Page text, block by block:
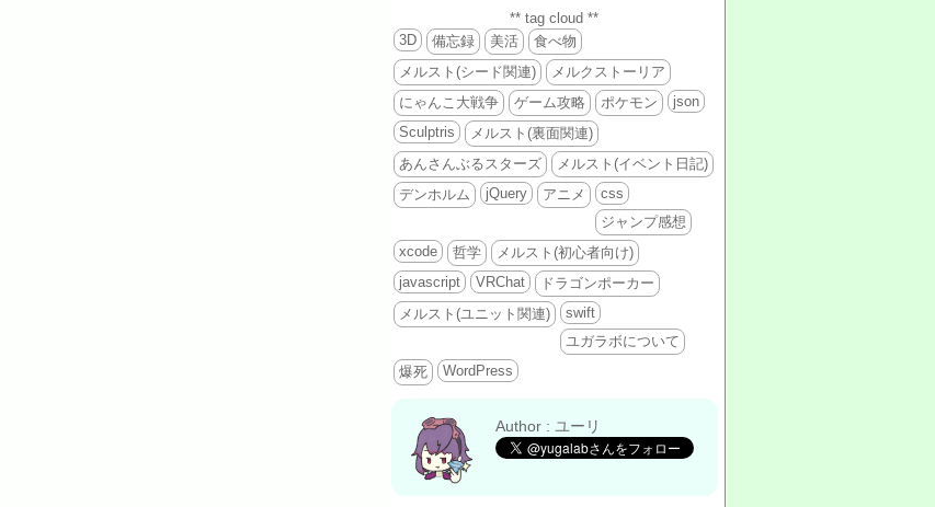
** tag cloud **
3D
備忘録 美活
食べ物
メルスト(シード関連)
メルクストーリア
にゃんこ大戦争
ゲーム攻略 ポケモン
json
Sculptris
メルスト(裏面関連)
あんさんぶるスターズ
メルスト(イベント日記)
デンホルム
jQuery アニメ
css
ジャンプ感想
xcode
哲学
メルスト(初心者向け)
javascript
VRChat
ドラゴンポーカー
メルスト(ユニット関連)
swift
ユガラボについて
爆死
WordPress
Author : ユーリ